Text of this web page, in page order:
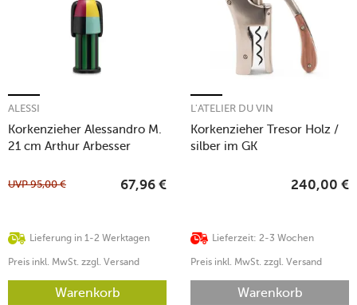
Korkenzieher Alessandro M.
21 cm Arthur Arbesser
ALESSI
Lieferung in 1-2 Werktagen
UVP95,00 € 67,96 €
Preis inkl. MwSt. zzgl. Versand
Warenkorb
Korkenzieher Tresor Holz /
silber im GK
L'ATELIER DU VIN
Lieferzeit: 2-3 Wochen
240,00 €
Preis inkl. MwSt. zzgl. Versand
Warenkorb